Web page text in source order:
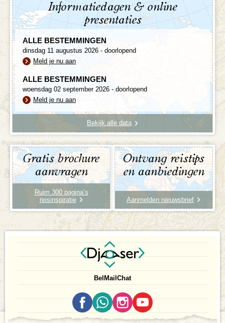
Informatiedagen & online
presentaties
ALLE BESTEMMINGEN
dinsdag 11 augustus 2026 - doorlopend
Meld je nu aan
ALLE BESTEMMINGEN
woensdag 02 september 2026 - doorlopend
Meld je nu aan
Bekijk alle data
Gratis brochure
aanvragen
Ruim 300 pagina’s
reisinspiratie
Ontvang reistips
en aanbiedingen
Aanmelden nieuwsbrief
Bel Mail Chat